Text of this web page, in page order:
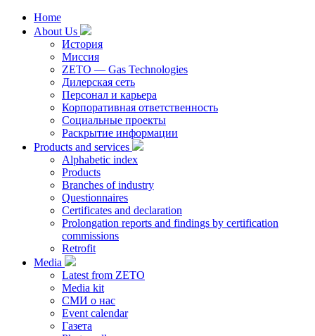
Home
About Us
История
Миссия
ZETO — Gas Technologies
Дилерская сеть
Персонал и карьера
Корпоративная ответственность
Социальные проекты
Раскрытие информации
Products and services
Alphabetic index
Products
Branches of industry
Questionnaires
Certificates and declaration
Prolongation reports and findings by certification
commissions
Retrofit
Media
Latest from ZETO
Media kit
СМИ о нас
Event calendar
Газета